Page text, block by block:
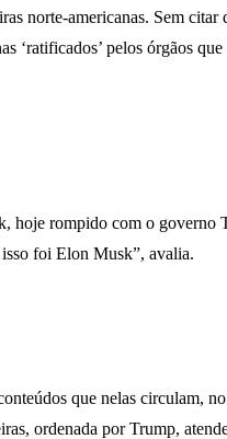
norte-americanas. Sem
‘ratificados’ pelos órgãos
rompido com o governo
foi Elon Musk”, avalia.
que nelas circulam,
ordenada por Trump,